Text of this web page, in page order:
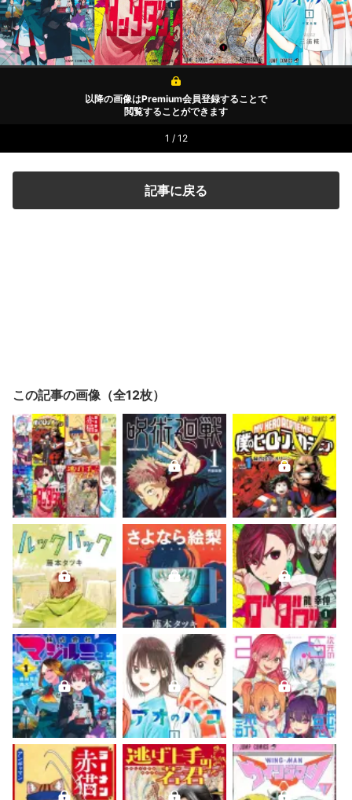
以降の画像はPremium会員登録することで
閲覧することができます
1 / 12
記事に戻る
この記事の画像（全12枚）